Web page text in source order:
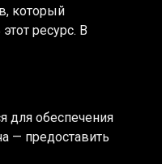
который
ресурс. В
для обеспечения
— предоставить